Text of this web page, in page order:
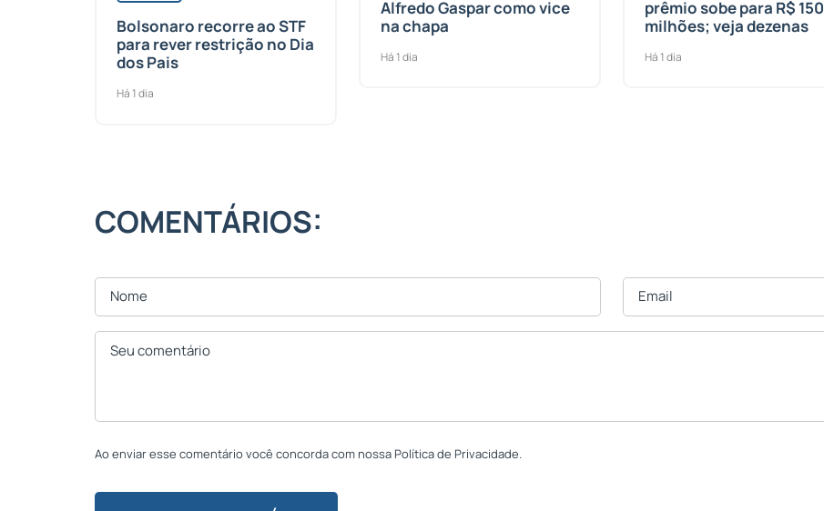
Bolsonaro recorre ao STF
para rever restrição no Dia
dos Pais
Há 1 dia
Alfredo Gaspar como vice
na chapa
Há 1 dia
prêmio sobe para R$ 150
milhões; veja dezenas
Há 1 dia
COMENTÁRIOS:
Ao enviar esse comentário você concorda com nossa Política de Privacidade.